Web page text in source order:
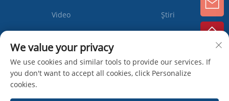
Video Știri
We value your privacy
We use cookies and similar tools to provide our services. If
you don't want to accept all cookies, click Personalize
cookies.